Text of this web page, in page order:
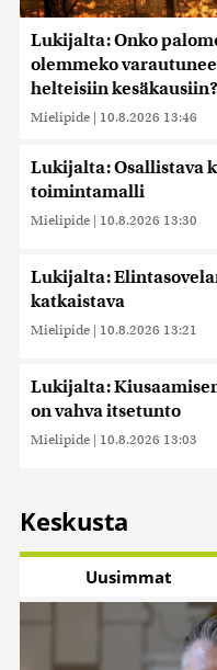
Lukijalta: Onko
olemmeko
helteisiin kesäkausiin?
Mielipide | 10.8.2026 13:46
Lukijalta: Osallistava
toimintamalli
Mielipide | 10.8.2026 13:30
Lukijalta:
katkaistava
Mielipide | 10.8.2026 13:21
Lukijalta:
on vahva itsetunto
Mielipide | 10.8.2026 13:03
Keskusta
Uusimmat